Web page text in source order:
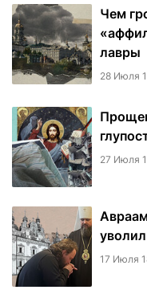
Чем
лавры
28 Июля
27 Июля
17 Июля